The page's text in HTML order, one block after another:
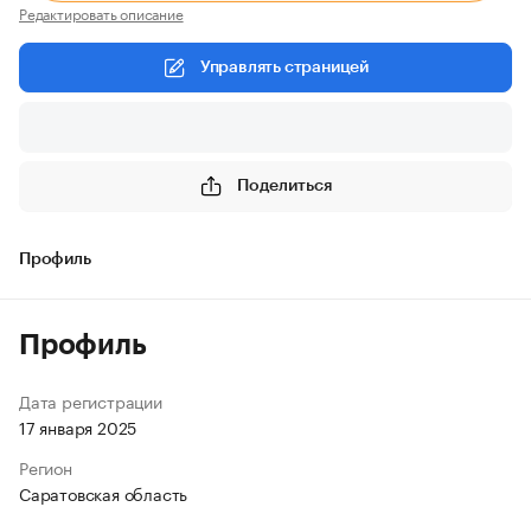
Редактировать описание
Управлять страницей
Поделиться
Профиль
Профиль
Дата регистрации
17 января 2025
Регион
Саратовская область